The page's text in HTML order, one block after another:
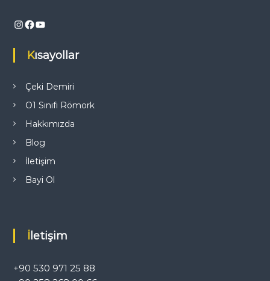
n
m
e
InstagramFacebook YouTube
Kısayollar
Çeki Demiri
O1 Sınıfı Römork
Hakkımızda
Blog
İletişim
Bayi Ol
İletişim
+90 530 971 25 88